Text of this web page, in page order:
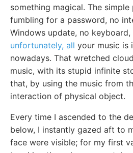
something magical. The
fumbling for a password, no
Windows update, no
unfortunately, all your music is
nowadays. That wretched
music, with its stupid infinite
that, by using the music from
interaction of physical object.
Every time I ascended to the
below, I instantly gazed aft to
face were visible; for my first